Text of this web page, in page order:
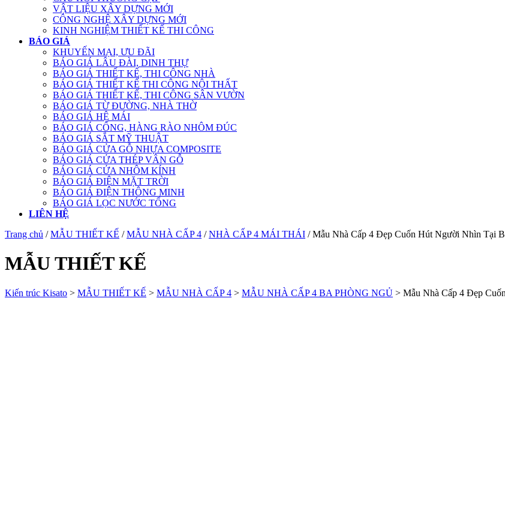
VẬT LIỆU XÂY DỰNG MỚI
CÔNG NGHỆ XÂY DỰNG MỚI
KINH NGHIỆM THIẾT KẾ THI CÔNG
BÁO GIÁ
KHUYẾN MẠI, ƯU ĐÃI
BÁO GIÁ LÂU ĐÀI, DINH THỰ
BÁO GIÁ THIẾT KẾ, THI CÔNG NHÀ
BÁO GIÁ THIẾT KẾ THI CÔNG NỘI THẤT
BÁO GIÁ THIẾT KẾ, THI CÔNG SÂN VƯỜN
BÁO GIÁ TỪ ĐƯỜNG, NHÀ THỜ
BÁO GIÁ HỆ MÁI
BÁO GIÁ CỔNG, HÀNG RÀO NHÔM ĐÚC
BÁO GIÁ SẮT MỸ THUẬT
BÁO GIÁ CỬA GỖ NHỰA COMPOSITE
BÁO GIÁ CỬA THÉP VÂN GỖ
BÁO GIÁ CỬA NHÔM KÍNH
BÁO GIÁ ĐIỆN MẶT TRỜI
BÁO GIÁ ĐIỆN THÔNG MINH
BÁO GIÁ LỌC NƯỚC TỔNG
LIÊN HỆ
Trang chủ /MẪU THIẾT KẾ /MẪU NHÀ CẤP 4 /NHÀ CẤP 4 MÁI THÁI / Mẫu Nhà Cấp 4 Đẹp Cuốn Hút Người Nhìn Tại
MẪU THIẾT KẾ
Kiến trúc Kisato > MẪU THIẾT KẾ > MẪU NHÀ CẤP 4 > MẪU NHÀ CẤP 4 BA PHÒNG NGỦ > Mẫu Nhà Cấp 4 Đẹp